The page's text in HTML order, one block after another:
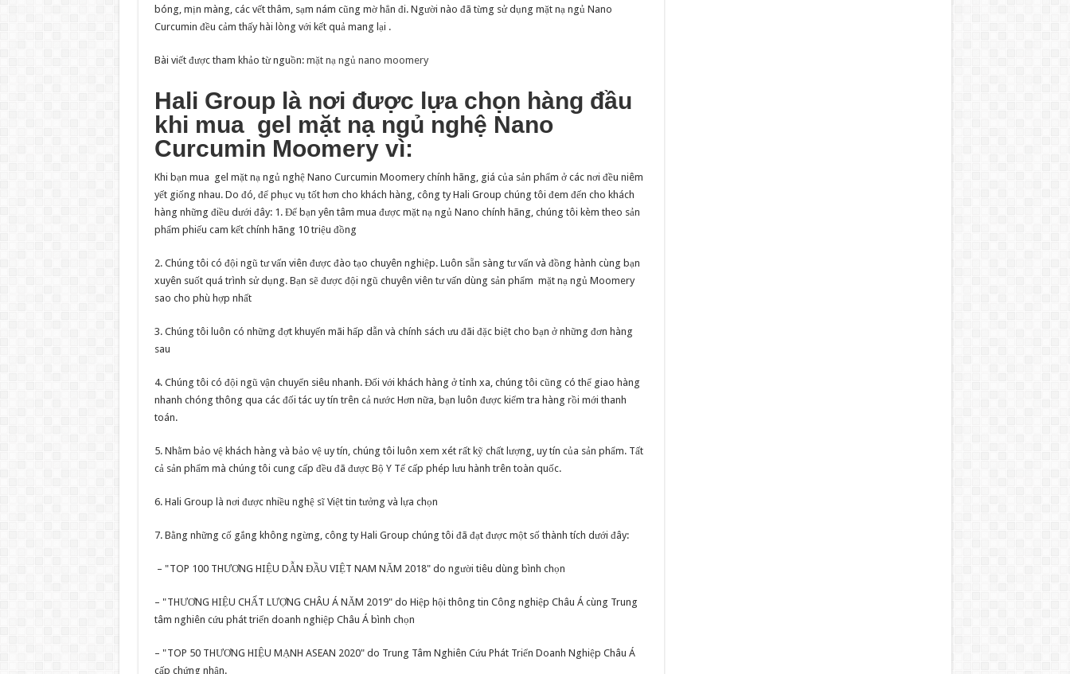
bóng, mịn màng, các vết thâm, sạm nám cũng mờ hẳn đi. Người nào đã từng sử dụng mặt nạ ngủ Nano
Curcumin đều cảm thấy hài lòng với kết quả mang lại .
Bài viết được tham khảo từ nguồn: mặt nạ ngủ nano moomery
Hali Group là nơi được lựa chọn hàng đầu
khi mua gel mặt nạ ngủ nghệ Nano
Curcumin Moomeryvì:
Khi bạn mua gel mặt nạ ngủ nghệ Nano Curcumin Moomery chính hãng, giá của sản phẩm ở các nơi đều niêm
yết giống nhau. Do đó, để phục vụ tốt hơn cho khách hàng, công ty Hali Group chúng tôi đem đến cho khách
hàng những điều dưới đây: 1. Để bạn yên tâm mua được mặt nạ ngủ Nano chính hãng, chúng tôi kèm theo sản
phẩm phiếu cam kết chính hãng 10 triệu đồng
2. Chúng tôi có đội ngũ tư vấn viên được đào tạo chuyên nghiệp. Luôn sẵn sàng tư vấn và đồng hành cùng bạn
xuyên suốt quá trình sử dụng. Bạn sẽ được đội ngũ chuyên viên tư vấn dùng sản phẩm mặt nạ ngủ Moomery
sao cho phù hợp nhất
3. Chúng tôi luôn có những đợt khuyến mãi hấp dẫn và chính sách ưu đãi đặc biệt cho bạn ở những đơn hàng
sau
4. Chúng tôi có đội ngũ vận chuyển siêu nhanh. Đối với khách hàng ở tỉnh xa, chúng tôi cũng có thể giao hàng
nhanh chóng thông qua các đối tác uy tín trên cả nước Hơn nữa, bạn luôn được kiểm tra hàng rồi mới thanh
toán.
5. Nhằm bảo vệ khách hàng và bảo vệ uy tín, chúng tôi luôn xem xét rất kỹ chất lượng, uy tín của sản phẩm. Tất
cả sản phẩm mà chúng tôi cung cấp đều đã được Bộ Y Tế cấp phép lưu hành trên toàn quốc.
6. Hali Group là nơi được nhiều nghệ sĩ Việt tin tưởng và lựa chọn
7. Bằng những cố gắng không ngừng, công ty Hali Group chúng tôi đã đạt được một số thành tích dưới đây:
– "TOP 100 THƯƠNG HIỆU DẪN ĐẦU VIỆT NAM NĂM 2018" do người tiêu dùng bình chọn
– "THƯƠNG HIỆU CHẤT LƯỢNG CHÂU Á NĂM 2019" do Hiệp hội thông tin Công nghiệp Châu Á cùng Trung
tâm nghiên cứu phát triển doanh nghiệp Châu Á bình chọn
– "TOP 50 THƯƠNG HIỆU MẠNH ASEAN 2020" do Trung Tâm Nghiên Cứu Phát Triển Doanh Nghiệp Châu Á
cấp chứng nhận.